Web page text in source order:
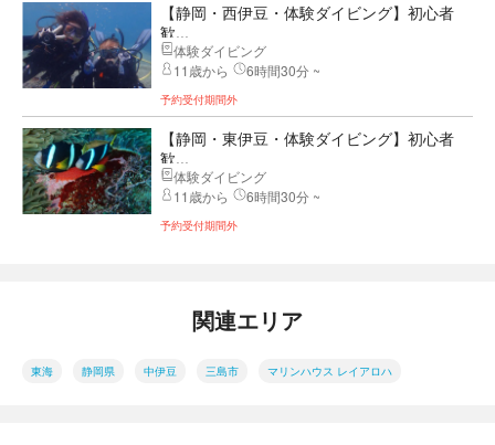
【静岡・西伊豆・体験ダイビング】初心者
歓...
体験ダイビング
11歳から
6時間30分 ~
予約受付期間外
【静岡・東伊豆・体験ダイビング】初心者
歓...
体験ダイビング
11歳から
6時間30分 ~
予約受付期間外
関連エリア
東海 静岡県 中伊豆 三島市 マリンハウス レイアロハ